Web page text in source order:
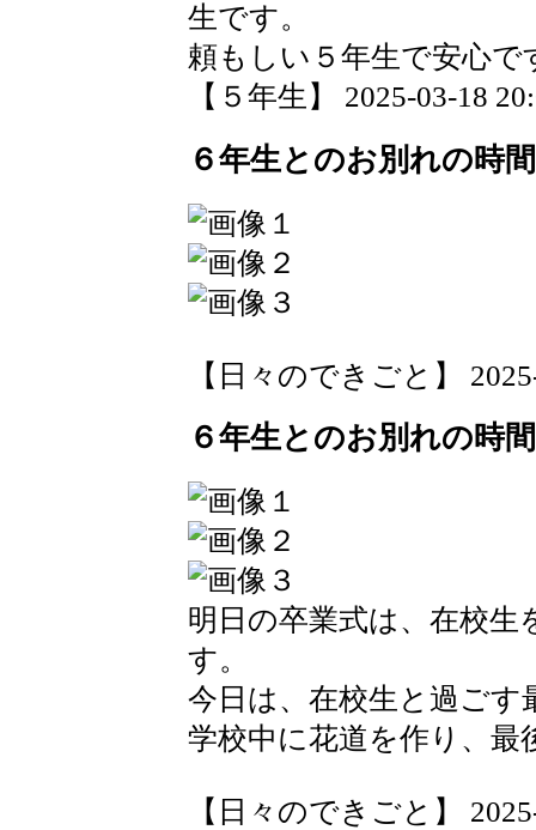
生です。
頼もしい５年生で安心で
【５年生】 2025-03-18
６年生とのお別れの時
【日々のできごと】
６年生とのお別れの時間
明日の卒業式は、在校生
す。
今日は、在校生と過ごす
学校中に花道を作り、
【日々のできごと】